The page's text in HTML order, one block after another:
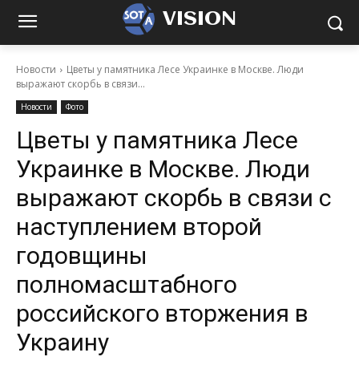
VISION
Новости
Цветы у памятника Лесе Украинке в Москве. Люди
выражают скорбь в связи...
Новости Фото
Цветы у памятника Лесе
Украинке в Москве. Люди
выражают скорбь в связи с
наступлением второй
годовщины
полномасштабного
российского вторжения в
Украину